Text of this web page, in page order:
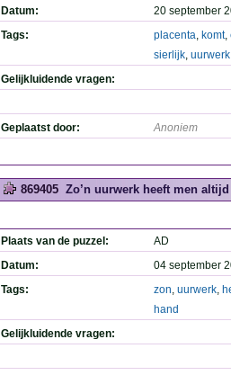
Datum:
20 september
Tags:
placenta, komt,
sierlijk, uurwerk
Gelijkluidende vragen:
Geplaatst door: Anoniem
869405 Zo’n uurwerk heeft men
Plaats van de puzzel:
AD
Datum:
04 september
Tags:
zon, uurwerk,
hand
Gelijkluidende vragen: